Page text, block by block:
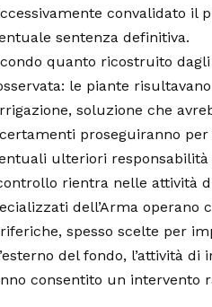
convalidato il
sentenza definitiva.
quanto ricostruito
le piante
soluzione che
proseguiranno
ulteriori
rientra nelle attività
dell’Arma operano
spesso scelte per
del fondo, l’attività
consentito un intervento